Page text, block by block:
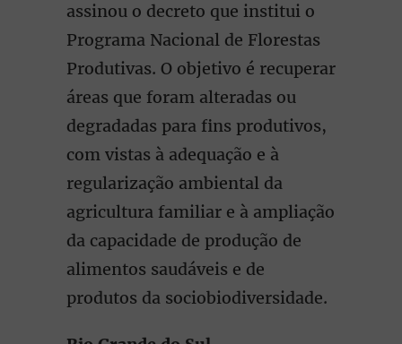
assinou o decreto que institui o
Programa Nacional de Florestas
Produtivas. O objetivo é recuperar
áreas que foram alteradas ou
degradadas para fins produtivos,
com vistas à adequação e à
regularização ambiental da
agricultura familiar e à ampliação
da capacidade de produção de
alimentos saudáveis e de
produtos da sociobiodiversidade.